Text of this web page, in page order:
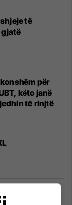
të
gjatë
për
këto janë
të rinjtë